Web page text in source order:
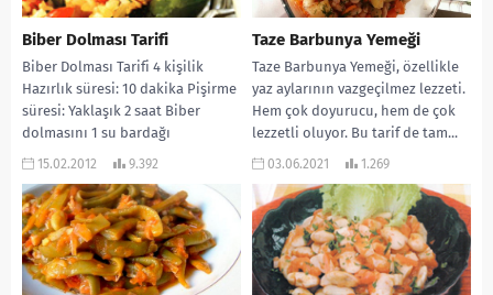
Biber Dolması Tarifi
Biber Dolması Tarifi 4 kişilik
Hazırlık süresi: 10 dakika Pişirme
süresi: Yaklaşık 2 saat Biber
dolmasını 1 su bardağı
zeytinyağı...
15.02.2012 9.392
Taze Barbunya Yemeği
Taze Barbunya Yemeği, özellikle
yaz aylarının vazgeçilmez lezzeti.
Hem çok doyurucu, hem de çok
lezzetli oluyor. Bu tarif de tam...
03.06.2021 1.269